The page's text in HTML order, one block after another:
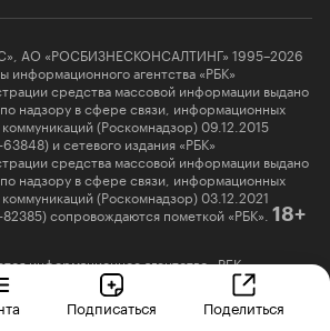
АО «РОСБИЗНЕСКОНСАЛТИНГ» 1995–2026
агентства «РБК»
средства массовой информации выдано
надзору в сфере связи, информационных
(Роскомнадзор) 09.12.2015
и сетевого издания «РБК»
средства массовой информации выдано
надзору в сфере связи, информационных
(Роскомнадзор) 03.12.2021
сопровождаются пометкой «РБК». 18+
информационное агентство «РБК».
Подписаться Поделиться